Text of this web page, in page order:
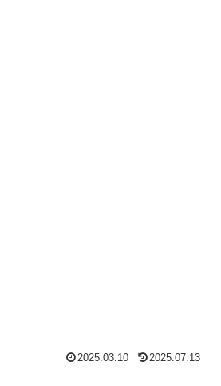
2025.03.10 2025.07.13